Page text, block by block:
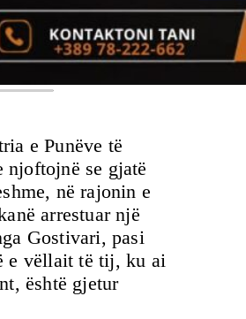
e Punëve të
njoftojnë se gjatë
në rajonin e
arrestuar një
Gostivari, pasi
e vëllait të tij, ku ai
është gjetur